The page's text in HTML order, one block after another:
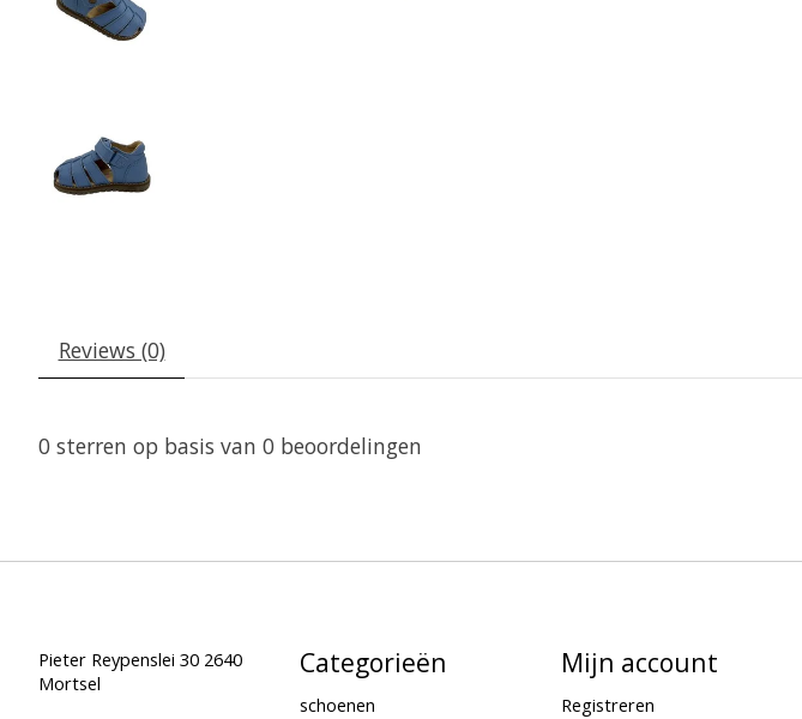
Reviews (0)
0 sterren op basis van 0 beoordelingen
Pieter Reypenslei 30 2640
Mortsel
Categorieën
schoenen
Mijn account
Registreren